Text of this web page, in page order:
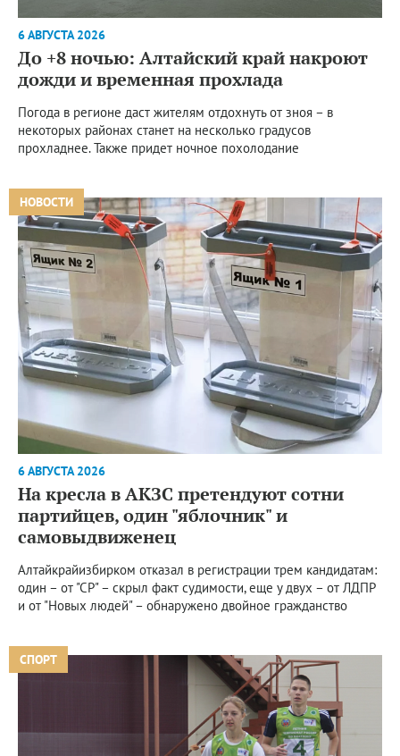
6 АВГУСТА 2026
До +8 ночью: Алтайский край накроют
дожди и временная прохлада
Погода в регионе даст жителям отдохнуть от зноя – в
некоторых районах станет на несколько градусов
прохладнее. Также придет ночное похолодание
НОВОСТИ
6 АВГУСТА 2026
На кресла в АКЗС претендуют сотни
партийцев, один "яблочник" и
самовыдвиженец
Алтайкрайизбирком отказал в регистрации трем кандидатам:
один – от "СР" – скрыл факт судимости, еще у двух – от ЛДПР
и от "Новых людей" – обнаружено двойное гражданство
СПОРТ